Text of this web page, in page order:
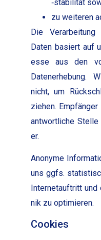
‑sta­bil­ität
zu weit­eren
Die Ver­ar­beitung
Dat­en basiert auf
esse aus den
Daten­er­he­bung.
nicht, um
ziehen.
ant­wortliche
er.
Anonyme
uns ggfs.
Inter­ne­tauftritt
nik zu opti­mieren.
Cookies